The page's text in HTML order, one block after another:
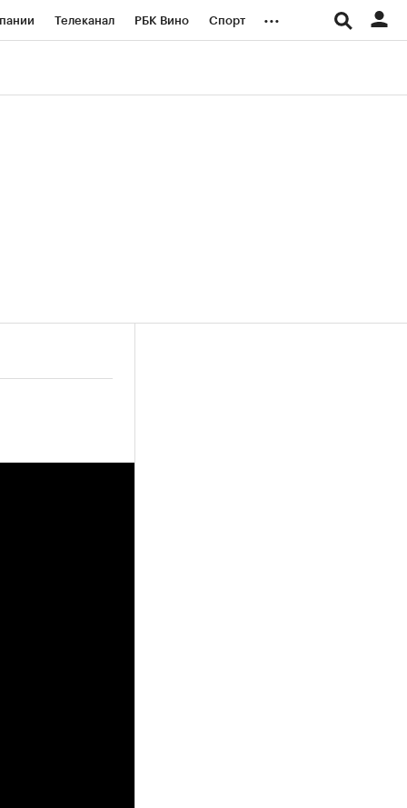
Телеканал РБК Вино Спорт ...